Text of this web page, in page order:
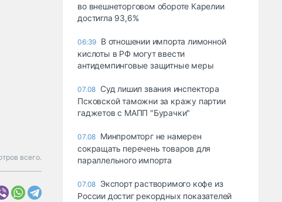
всего.
во внешнеторговом обороте Карелии
достигла 93,6%
06:39 В отношении импорта лимонной
кислоты в РФ могут ввести
антидемпинговые защитные меры
07.08 Суд лишил звания инспектора
Псковской таможни за кражу партии
гаджетов с МАПП "Бурачки"
07.08 Минпромторг не намерен
сокращать перечень товаров для
параллельного импорта
07.08 Экспорт растворимого кофе из
России достиг рекордных показателей